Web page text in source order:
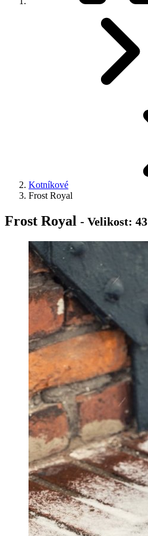
Kotníkové
Frost Royal
Frost Royal - Velikost: 43